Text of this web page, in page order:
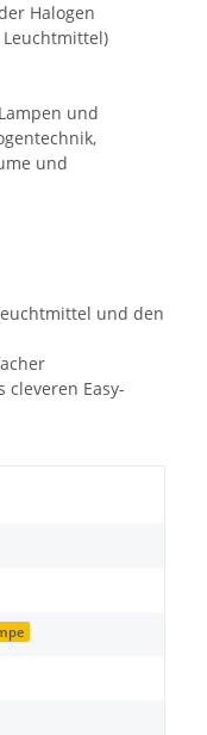
Halogen
und
und
und den
cleveren Easy-